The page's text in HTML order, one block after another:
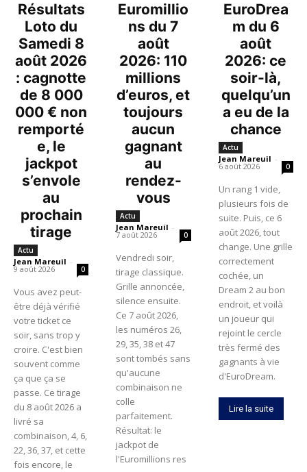
Résultats
Loto du
Samedi 8
août 2026
: cagnotte
de 8 000
000 € non
remporté
e, le
jackpot
s’envole
au
prochain
tirage
Actu
Jean Mareuil -
9 août 2026 0
Vous avez peut-
être déjà vérifié
votre ticket ce
soir, sans trop y
croire. C'est bien
souvent comme
ça que ça se
passe. Ce tirage
du 8 août 2026 a
livré sa
combinaison, 4, 6,
22, 36, 37, et cette
fois encore, le
Euromillio
ns du 7
août
2026: 110
millions
d’euros, et
toujours
aucun
gagnant
au
rendez-
vous
Actu
Jean Mareuil -
7 août 2026 0
Vendredi soir,
tirage classique.
Grille annoncée,
silence ensuite.
Ce 7 août 2026,
les numéros 26,
29, 35, 38 et 47
sont tombés sans
qu'aucune
combinaison ne
colle
parfaitement.
Résultat: le
jackpot de
l'Euromillions res
EuroDrea
m du 6
août
2026: ce
soir-là,
quelqu’un
a eu de la
chance
Actu
Jean Mareuil -
6 août 2026 0
Un rang 1 vide,
plusieurs fois de
suite. Puis, ce 6
août 2026, tout
change. Une grille
correctement
cochée, un
Dream 2 au bon
endroit, et voilà
un joueur qui
rejoint le cercle
très fermé des
gagnants à vie
d'EuroDream.
Lire la suite